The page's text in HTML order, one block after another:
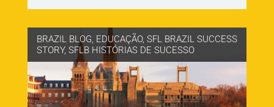
BRAZIL BLOG, EDUCAÇÃO, SFL BRAZIL SUCCESS
STORY, SFLB HISTÓRIAS DE SUCESSO